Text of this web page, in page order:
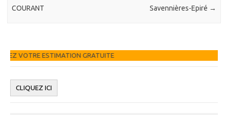
COURANT
Savennières-Epiré →
GRATUITE